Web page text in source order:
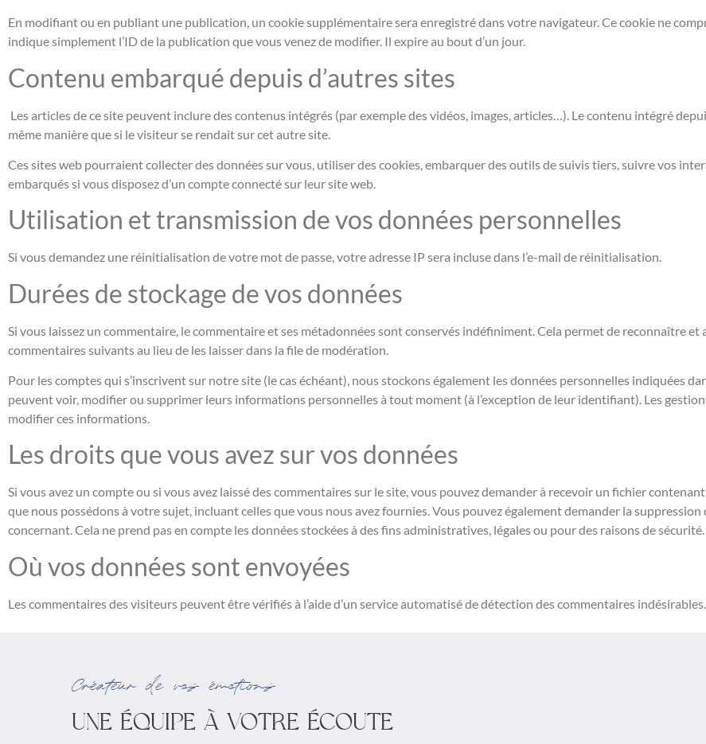
En modifiant ou en publiant une publication, un cookie supplémentaire sera enregistré dans votre navigateur. Ce cookie ne
indique simplement l’ID de la publication que vous venez de modifier. Il expire au bout d’un jour.
Contenu embarqué depuis d’autres sites
Les articles de ce site peuvent inclure des contenus intégrés (par exemple des vidéos, images, articles…). Le contenu intégré
même manière que si le visiteur se rendait sur cet autre site.
Ces sites web pourraient collecter des données sur vous, utiliser des cookies, embarquer des outils de suivis tiers, suivre vos
embarqués si vous disposez d’un compte connecté sur leur site web.
Utilisation et transmission de vos données personnelles
Si vous demandez une réinitialisation de votre mot de passe, votre adresse IP sera incluse dans l’e-mail de réinitialisation.
Durées de stockage de vos données
Si vous laissez un commentaire, le commentaire et ses métadonnées sont conservés indéfiniment. Cela permet de reconnaître
commentaires suivants au lieu de les laisser dans la file de modération.
Pour les comptes qui s’inscrivent sur notre site (le cas échéant), nous stockons également les données personnelles indiquées
peuvent voir, modifier ou supprimer leurs informations personnelles à tout moment (à l’exception de leur identifiant). Les
modifier ces informations.
Les droits que vous avez sur vos données
Si vous avez un compte ou si vous avez laissé des commentaires sur le site, vous pouvez demander à recevoir un fichier
que nous possédons à votre sujet, incluant celles que vous nous avez fournies. Vous pouvez également demander la
concernant. Cela ne prend pas en compte les données stockées à des fins administratives, légales ou pour des raisons de sécurité.
Où vos données sont envoyées
Les commentaires des visiteurs peuvent être vérifiés à l’aide d’un service automatisé de détection des commentaires indésirables.
Créateur de vos émotions
UNE ÉQUIPE À VOTRE ÉCOUTE